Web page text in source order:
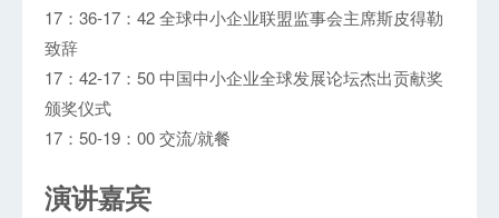
17：36-17：42 全球中小企业联盟监事会主席斯皮得勒
致辞
17：42-17：50 中国中小企业全球发展论坛杰出贡献奖
颁奖仪式
17：50-19：00 交流/就餐
演讲嘉宾